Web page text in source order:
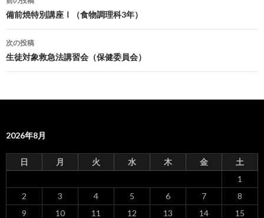
投
稿
ナ
ゲ
シ
ョ
ン
備前焼特別講座Ⅰ（食物調理科3年）
次の投稿
生徒対象救急法講習会（保健委員会）
2026年8月
日 月 火 水 木 金 土
1
2
3 4 5 6 7
8
9
10 11 12 13 14
15